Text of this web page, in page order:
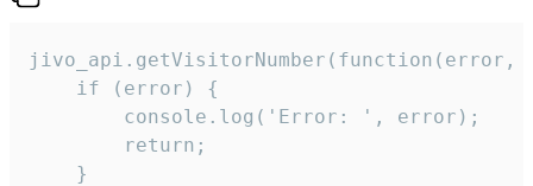
jivo_api.getVisitorNumber(function(error,
    if (error) {
        console.log('Error: ', error);
        return;
    }